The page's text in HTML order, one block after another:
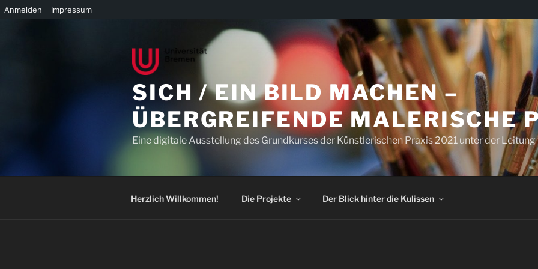
Anmelden
Impressum
SICH / EIN BILD MACHEN –
ÜBERGREIFENDE MALERISCHE
Eine digitale Ausstellung des Grundkurses der Künstlerischen Praxis 2021 unter der Leitung
Herzlich Willkommen! Die Projekte Der Blick hinter die Kulissen